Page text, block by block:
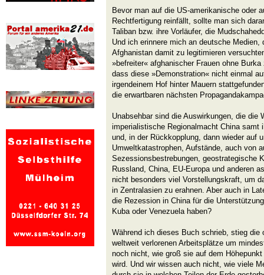
Bevor man auf die US-amerikanische oder
Rechtfertigung reinfällt, sollte man sich
Taliban bzw. ihre Vorläufer, die
Und ich erinnere mich an deutsche Medien,
Afghanistan damit zu legitimieren
»befreiter« afghanischer Frauen ohne
dass diese »Demonstration« nicht einmal
irgendeinem Hof hinter Mauern
die erwartbaren nächsten
Unabsehbar sind die Auswirkungen, die die
imperialistische Regionalmacht China samt
und, in der Rückkopplung, dann wieder auf
Umweltkatastrophen, Aufstände, auch von
Sezessionsbestrebungen, geostrategische
Russland, China, EU-Europa und anderen
nicht besonders viel Vorstellungskraft, um
in Zentralasien zu erahnen. Aber auch in
die Rezession in China für die
Kuba oder Venezuela haben?
Während ich dieses Buch schrieb, stieg
weltweit verlorenen Arbeitsplätze um
noch nicht, wie groß sie auf dem
wird. Und wir wissen auch nicht, wie viele